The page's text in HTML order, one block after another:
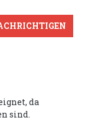
da
sind.